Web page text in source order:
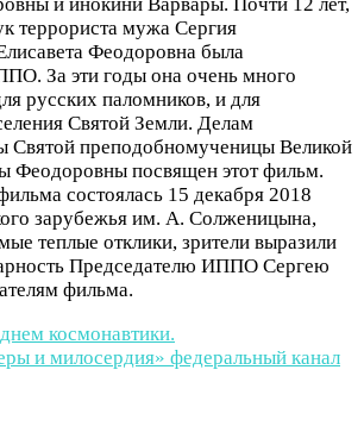
и инокини Варвары. Почти 12 лет,
террориста мужа Сергия
Феодоровна была
За эти годы она очень много
русских паломников, и для
Святой Земли. Делам
Святой преподобномученицы Великой
Феодоровны посвящен этот фильм.
состоялась 15 декабря 2018
зарубежья им. А. Солженицына,
теплые отклики, зрители выразили
Председателю ИППО Сергею
фильма.
космонавтики.
и милосердия» федеральный канал